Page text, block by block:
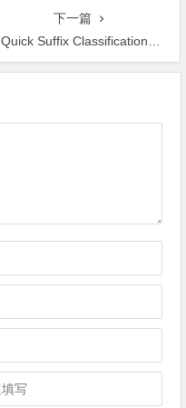
下一篇
Quick Suffix Classification-免费开源的文件自动分拣工具